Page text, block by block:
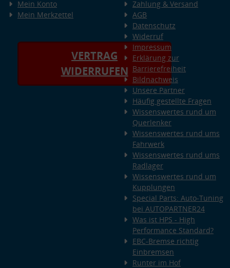
Mein Konto
Mein Merkzettel
VERTRAG
WIDERRUFEN
Zahlung & Versand
AGB
Datenschutz
Widerruf
Impressum
Erklärung zur
Barrierefreiheit
Bildnachweis
Unsere Partner
Häufig gestellte Fragen
Wissenswertes rund um
Querlenker
Wissenswertes rund ums
Fahrwerk
Wissenswertes rund ums
Radlager
Wissenswertes rund um
Kupplungen
Special Parts: Auto-Tuning
bei AUTOPARTNER24
Was ist HPS - High
Performance Standard?
EBC-Bremse richtig
Einbremsen
Runter im Hof